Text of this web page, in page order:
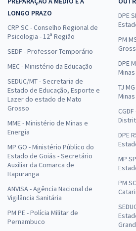
LONGO PRAZO
CRP SC - Conselho Regional de
Psicologia - 12ª Região
SEDF - Professor Temporário
MEC - Ministério da Educação
SEDUC/MT - Secretaria de
Estado de Educação, Esporte e
Lazer do estado de Mato
Grosso
MME - Ministério de Minas e
Energia
MP GO - Ministério Público do
Estado de Goiás - Secretário
Auxiliar da Comarca de
Itapuranga
ANVISA - Agência Nacional de
Vigilância Sanitária
PM PE - Polícia Militar de
Pernambuco
DPE
PM
DPE
TJ
DPE
MP
PM